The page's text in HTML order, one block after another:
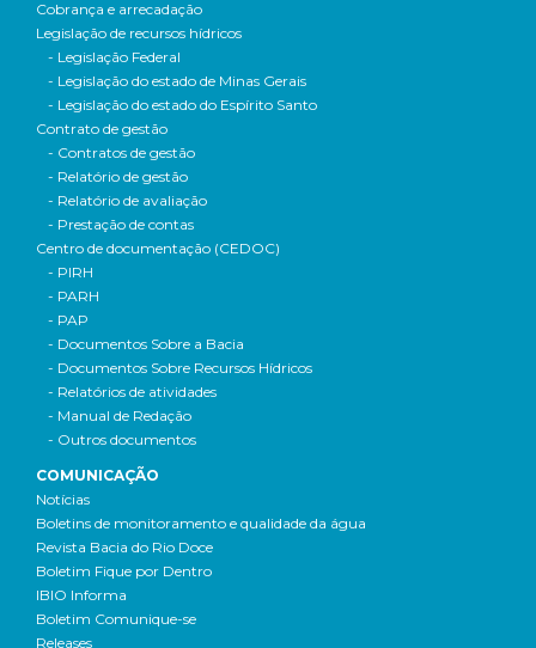
Cobrança e arrecadação
Legislação de recursos hídricos
- Legislação Federal
- Legislação do estado de Minas Gerais
- Legislação do estado do Espírito Santo
Contrato de gestão
- Contratos de gestão
- Relatório de gestão
- Relatório de avaliação
- Prestação de contas
Centro de documentação (CEDOC)
- PIRH
- PARH
- PAP
- Documentos Sobre a Bacia
- Documentos Sobre Recursos Hídricos
- Relatórios de atividades
- Manual de Redação
- Outros documentos
COMUNICAÇÃO
Notícias
Boletins de monitoramento e qualidade da água
Revista Bacia do Rio Doce
Boletim Fique por Dentro
IBIO Informa
Boletim Comunique-se
Releases